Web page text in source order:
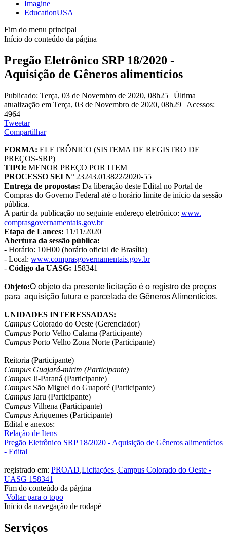
Imagine
EducationUSA
Fim do menu principal
Início do conteúdo da página
Pregão Eletrônico SRP 18/2020 -
Aquisição de Gêneros alimentícios
Publicado: Terça, 03 de Novembro de 2020, 08h25 | Última
atualização em Terça, 03 de Novembro de 2020, 08h29 | Acessos:
4964
Tweetar
Compartilhar
FORMA: ELETRÔNICO (SISTEMA DE REGISTRO DE
PREÇOS-SRP)
TIPO: MENOR PREÇO POR ITEM
PROCESSO SEI Nº 23243.013822/2020-55
Entrega de propostas: Da liberação deste Edital no Portal de
Compras do Governo Federal até o horário limite de início da sessão
pública.
A partir da publicação no seguinte endereço eletrônico: www.
comprasgovernamentais.gov.br
Etapa de Lances: 11/11/2020
Abertura da sessão pública:
- Horário: 10H00 (horário oficial de Brasília)
- Local: www.comprasgovernamentais.gov.br
- Código da UASG: 158341
Objeto:O objeto da presente licitação é o registro de preços
para aquisição futura e parcelada de Gêneros Alimentícios.
UNIDADES INTERESSADAS:
Campus Colorado do Oeste (Gerenciador)
Campus Porto Velho Calama (Participante)
Campus Porto Velho Zona Norte (Participante)
Reitoria (Participante)
Campus Guajará-mirim (Participante)
Campus Ji-Paraná (Participante)
Campus São Miguel do Guaporé (Participante)
Campus Jaru (Participante)
Campus Vilhena (Participante)
Campus Ariquemes (Participante)
Edital e anexos:
Relação de Itens
Pregão Eletrônico SRP 18/2020 - Aquisição de Gêneros alimentícios
- Edital
registrado em: PROAD,Licitações ,Campus Colorado do Oeste -
UASG 158341
Fim do conteúdo da página
Voltar para o topo
Início da navegação de rodapé
Serviços